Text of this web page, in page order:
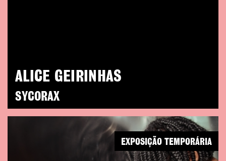
ALICE GEIRINHAS
SYCORAX
EXPOSIÇÃO TEMPORÁRIA